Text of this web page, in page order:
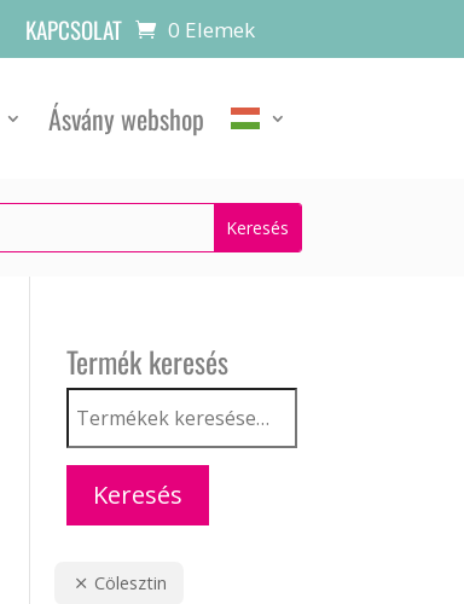
KAPCSOLAT 0 Elemek
Ásvány webshop
Termék keresés
következőre:
Keresés
Cölesztin